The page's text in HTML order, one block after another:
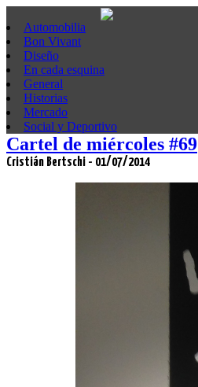
Automobilia
Bon Vivant
Diseño
En cada esquina
General
Historias
Mercado
Social y Deportivo
Cartel de miércoles #69
Cristián Bertschi - 01/07/2014